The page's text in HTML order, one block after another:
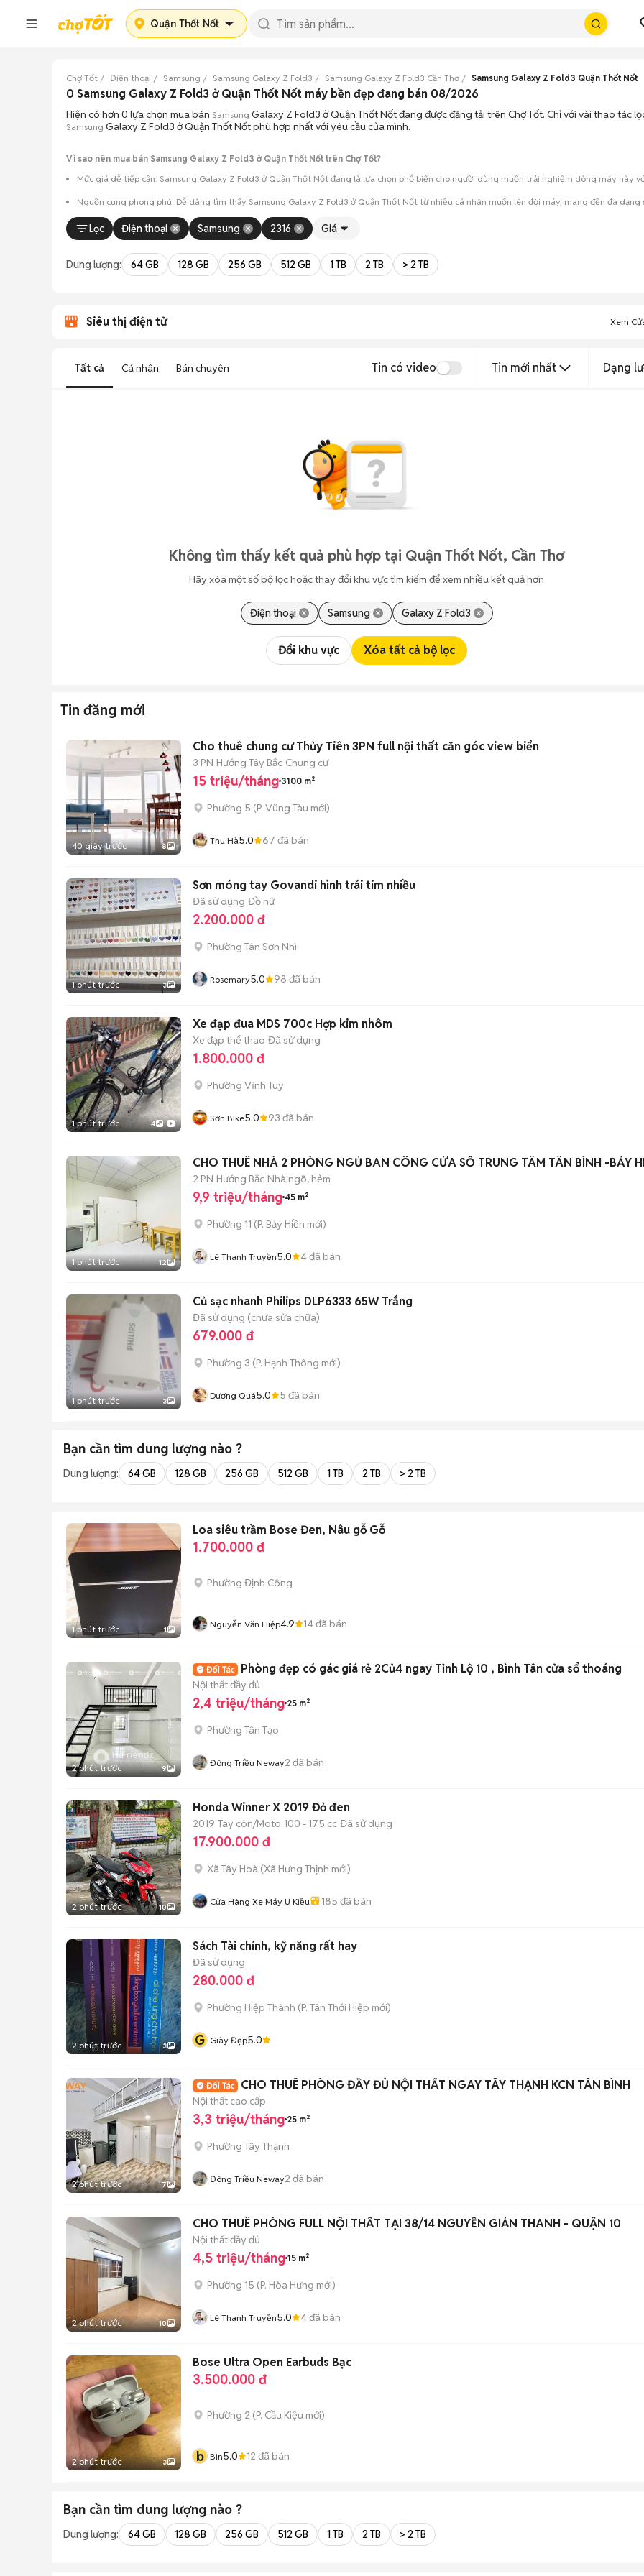
Quận Thốt Nốt
Chợ Tốt Điện thoại Samsung Samsung Galaxy Z Fold3 Samsung Galaxy Z Fold3 Cần Thơ Samsung Galaxy Z Fold3 Quận Thốt Nốt
0 Samsung Galaxy Z Fold3 ở Quận Thốt Nốt máy bền đẹp đang bán 08/2026
Hiện có hơn 0 lựa chọn mua bán Samsung Galaxy Z Fold3 ở Quận Thốt Nốt đang được đăng tải trên Chợ Tốt. Chỉ với vài thao tác
Samsung Galaxy Z Fold3 ở Quận Thốt Nốt phù hợp nhất với yêu cầu của mình.
Vì sao nên mua bán Samsung Galaxy Z Fold3 ở Quận Thốt Nốt trên Chợ Tốt?
Mức giá dễ tiếp cận: Samsung Galaxy Z Fold3 ở Quận Thốt Nốt đang là lựa chọn phổ biến cho người dùng muốn trải nghiệm dòng máy này
Nguồn cung phong phú: Dễ dàng tìm thấy Samsung Galaxy Z Fold3 ở Quận Thốt Nốt từ nhiều cá nhân muốn lên đời máy, mang đến đa
Giao dịch minh bạch: Việc gặp gỡ trực tiếp giúp người mua đánh giá chính xác hiệu năng thực tế của máy so với mô tả trên tin
Lọc Điện thoại Samsung 2316 Giá
Dung lượng: 64 GB 128 GB 256 GB 512 GB 1 TB 2 TB > 2 TB
Siêu thị điện tử Xem
Tất cả Cá nhân Bán chuyên Tin có video Tin mới nhất Dạng
Không tìm thấy kết quả phù hợp tại Quận Thốt Nốt, Cần Thơ
Hãy xóa một số bộ lọc hoặc thay đổi khu vực tìm kiếm để xem nhiều kết quả hơn
Điện thoại Samsung Galaxy Z Fold3
Đổi khu vực Xóa tất cả bộ lọc
Tin đăng mới
40 giây trước 8
Cho thuê chung cư Thủy Tiên 3PN full nội thất căn góc view biển
3 PN Hướng Tây Bắc Chung cư
15 triệu/tháng 3100 m²
Phường 5 (P. Vũng Tàu mới)
Thu Hà5.0 67 đã bán
1 phút trước 3
Sơn móng tay Govandi hình trái tim nhiều
Đã sử dụng Đồ nữ
2.200.000 đ
Phường Tân Sơn Nhì
Rosemary5.0 98 đã bán
1 phút trước 4
Xe đạp đua MDS 700c Hợp kim nhôm
Xe đạp thể thao Đã sử dụng
1.800.000 đ
Phường Vĩnh Tuy
Sơn Bike5.0 93 đã bán
1 phút trước 12
CHO THUÊ NHÀ 2 PHÒNG NGỦ BAN CÔNG CỬA SỔ TRUNG TÂM TÂN BÌNH -BẢY
2 PN Hướng Bắc Nhà ngõ, hẻm
9,9 triệu/tháng 45 m²
Phường 11 (P. Bảy Hiền mới)
Lê Thanh Truyền5.0 4đã bán
1 phút trước 3
Củ sạc nhanh Philips DLP6333 65W Trắng
Đã sử dụng (chưa sửa chữa)
679.000 đ
Phường 3 (P. Hạnh Thông mới)
Dương Quá5.0 5 đã bán
Bạn cần tìm dung lượng nào ?
Dung lượng: 64 GB 128 GB 256 GB 512 GB 1 TB 2 TB > 2 TB
1 phút trước 1
Loa siêu trầm Bose Đen, Nâu gỗ Gỗ
1.700.000 đ
Phường Định Công
Nguyễn Văn Hiệp4.9 14đã bán
2 phút trước 9
Phòng đẹp có gác giá rẻ 2Củ4 ngay Tỉnh Lộ 10 , Bình Tân cửa sổ thoáng
Nội thất đầy đủ
2,4 triệu/tháng 25 m²
Phường Tân Tạo
Đông Triều Neway2 đã bán
2 phút trước 10
Honda Winner X 2019 Đỏ đen
2019 Tay côn/Moto 100 - 175 cc Đã sử dụng
17.900.000 đ
Xã Tây Hoà (Xã Hưng Thịnh mới)
Cửa Hàng Xe Máy U Kiều 185 đã bán
2 phút trước 3
Sách Tài chính, kỹ năng rất hay
Đã sử dụng
280.000 đ
Phường Hiệp Thành (P. Tân Thới Hiệp mới)
G Giày Đẹp5.0
2 phút trước 7
CHO THUÊ PHÒNG ĐẦY ĐỦ NỘI THẤT NGAY TÂY THẠNH KCN TÂN BÌNH
Nội thất cao cấp
3,3 triệu/tháng 25 m²
Phường Tây Thạnh
Đông Triều Neway2 đã bán
2 phút trước 10
CHO THUÊ PHÒNG FULL NỘI THẤT TẠI 38/14 NGUYỄN GIẢN THANH - QUẬN 10
Nội thất đầy đủ
4,5 triệu/tháng 15 m²
Phường 15 (P. Hòa Hưng mới)
Lê Thanh Truyền5.0 4đã bán
2 phút trước 3
Bose Ultra Open Earbuds Bạc
3.500.000 đ
Phường 2 (P. Cầu Kiệu mới)
b Bin5.0 12 đã bán
Bạn cần tìm dung lượng nào ?
Dung lượng: 64 GB 128 GB 256 GB 512 GB 1 TB 2 TB > 2 TB